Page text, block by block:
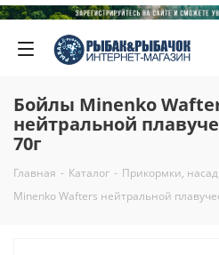
Бойлы Minenko
нейтральной
70г
Главная - Каталог - Прикормки,
Minenko Wafters нейтральной